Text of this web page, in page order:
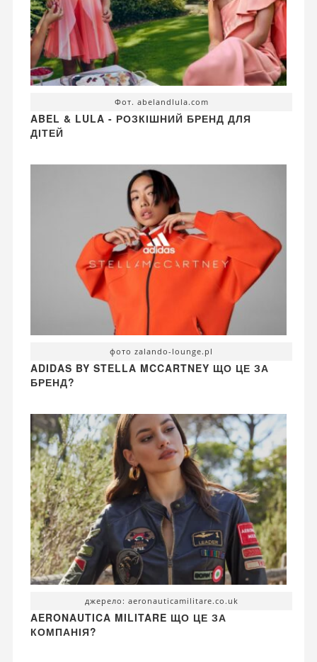
Фот. abelandlula.com
ABEL & LULA - РОЗКІШНИЙ БРЕНД ДЛЯ
ДІТЕЙ
фото zalando-lounge.pl
ADIDAS BY STELLA MCCARTNEY ЩО ЦЕ ЗА
БРЕНД?
джерело: aeronauticamilitare.co.uk
AERONAUTICA MILITARE ЩО ЦЕ ЗА
КОМПАНІЯ?